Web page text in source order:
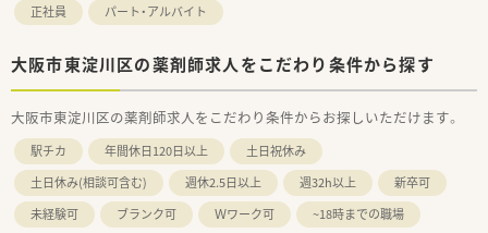
正社員 パート・アルバイト
大阪市東淀川区の薬剤師求人をこだわり条件から探す
大阪市東淀川区の薬剤師求人をこだわり条件からお探しいただけます。
駅チカ 年間休日120日以上
土日祝休み
土日休み(相談可含む)
週休2.5日以上 週32h以上
新卒可
未経験可
ブランク可 Ｗワーク可
~18時までの職場